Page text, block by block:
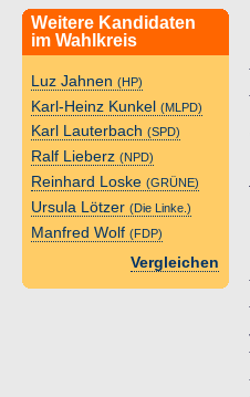
Weitere Kandidaten
im Wahlkreis
Luz Jahnen (HP)
Karl-Heinz Kunkel (MLPD)
Karl Lauterbach (SPD)
Ralf Lieberz (NPD)
Reinhard Loske (GRÜNE)
Ursula Lötzer (Die Linke.)
Manfred Wolf (FDP)
Vergleichen